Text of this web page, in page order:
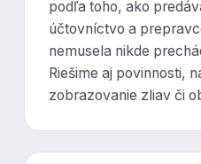
podľa toho, ako
účtovníctvo a
nemusela nikde
Riešime aj povinnosti,
zobrazovanie zliav či